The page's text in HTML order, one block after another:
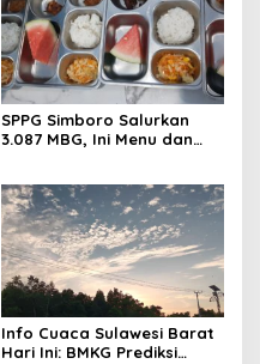
SPPG Simboro Salurkan
3.087 MBG, Ini Menu dan
Info Cuaca Sulawesi Barat
Hari Ini: BMKG Prediksi